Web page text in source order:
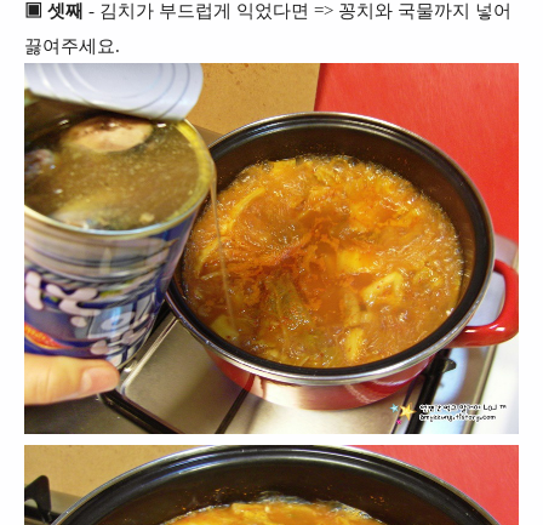
▣ 셋째 - 김치가 부드럽게 익었다면 => 꽁치와 국물까지 넣어
끓여주세요.